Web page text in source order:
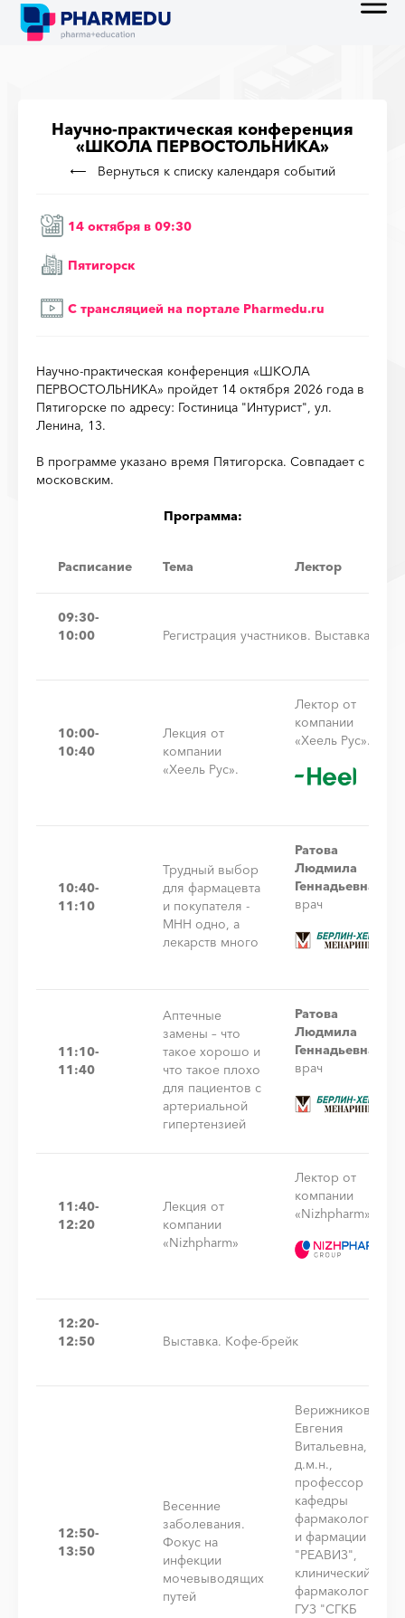
Научно-практическая конференция
«ШКОЛА ПЕРВОСТОЛЬНИКА»
Вернуться к списку календаря событий
14 октября в 09:30
Пятигорск
С трансляцией на порталe Pharmedu.ru
Научно-практическая конференция «ШКОЛА
ПЕРВОСТОЛЬНИКА» пройдет 14 октября 2026 года в
Пятигорске по адресу: Гостиница "Интурист", ул.
Ленина, 13.
В программе указано время Пятигорска. Совпадает с
московским.
Программа:
Расписание Тема Лектор
09:30-
10:00
Регистрация участников. Выставка
10:00-
10:40
Лекция от
компании
«Хеель Рус».
Лектор от
компании
«Хеель Рус».
10:40-
11:10
Трудный выбор
для фармацевта
и покупателя -
МНН одно, а
лекарств много
Ратова
Людмила
Геннадьевна
врач
11:10-
11:40
Аптечные
замены – что
такое хорошо и
что такое плохо
для пациентов с
артериальной
гипертензией
Ратова
Людмила
Геннадьевна
врач
11:40-
12:20
Лекция от
компании
«Nizhpharm»
Лектор от
компании
«Nizhpharm»
12:20-
12:50
Выставка. Кофе-брейк
12:50-
13:50
Весенние
заболевания.
Фокус на
инфекции
мочевыводящих
путей
Верижникова
Евгения
Витальевна,
д.м.н.,
профессор
кафедры
фармакологии
и фармации
"РЕАВИЗ",
клинический
фармаколог
ГУЗ "СГКБ